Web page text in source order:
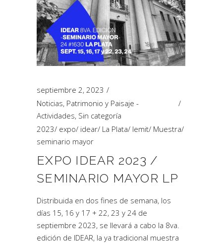
septiembre 2, 2023
Noticias, Patrimonio y Paisaje -
Actividades, Sin categoría
2023/ expo/ idear/ La Plata/ lemit/ Muestra/
seminario mayor
EXPO IDEAR 2023 /
SEMINARIO MAYOR LP
Distribuida en dos fines de semana, los
días 15, 16 y 17 + 22, 23 y 24 de
septiembre 2023, se llevará a cabo la 8va.
edición de IDEAR, la ya tradicional muestra